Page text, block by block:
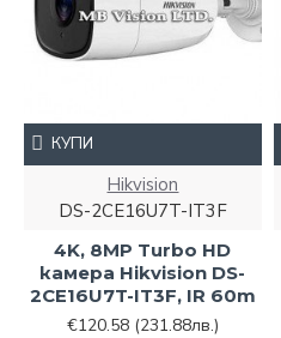
Hikvision
DS-2CE16U7T-IT3F
4K, 8MP Turbo HD
камера Hikvision DS-
2CE16U7T-IT3F, IR 60m
€120.58 (231.88лв.)
КУПИ